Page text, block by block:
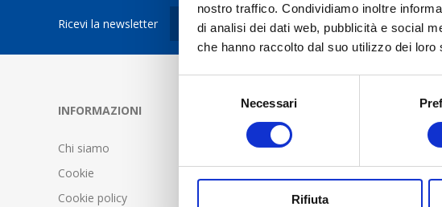
nostro traffico. Condividiamo inoltre
di analisi dei dati web, pubblicità e social
che hanno raccolto dal suo utilizzo dei loro
Necessari
Rifiuta
Ricevi la newsletter
INFORMAZIONI
Chi siamo
Cookie
Cookie policy
FAQ - Domande frequenti
Spedizione e resi